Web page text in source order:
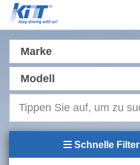
Marke
Modell
Schnelle Filter